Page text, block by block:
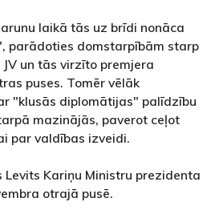
laikā tās uz brīdi nonāca
parādoties domstarpībām starp
un tās virzīto premjera
puses. Tomēr vēlāk
"klusās diplomātijas" palīdzību
mazinājās, paverot ceļot
par valdības izveidi.
Kariņu Ministru prezidenta
otrajā pusē.